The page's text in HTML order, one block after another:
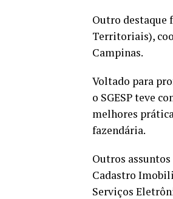
Outro destaque
Territoriais),
Campinas.
Voltado para
o SGESP teve
melhores
fazendária.
Outros
Cadastro
Serviços